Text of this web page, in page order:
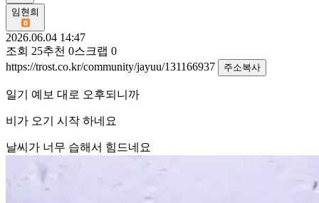
임현희
2026.06.04 14:47
조회 25추천 0스크랩 0
https://trost.co.kr/community/jayuu/131166937
주소복사
일기 예보 대로 오후되니까
비가 오기 시작 하네요
날씨가 너무 습해서 힘드네요